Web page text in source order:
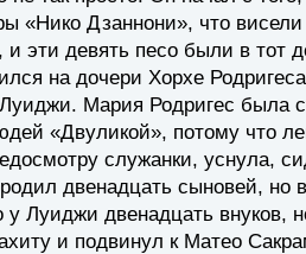
«Нико Дзаннони», что висели
эти девять песо были в тот
на дочери Хорхе
Мария Родригес была
«Двуликой», потому что
служанки, уснула,
двенадцать сыновей, но
у Луиджи двенадцать внуков,
и подвинул к Матео